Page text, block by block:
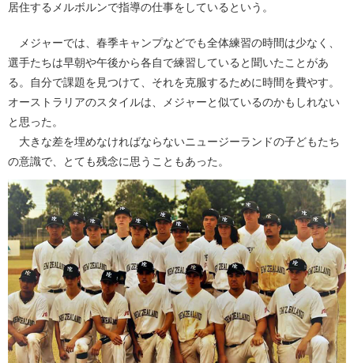
居住するメルボルンで指導の仕事をしているという。
メジャーでは、春季キャンプなどでも全体練習の時間は少なく、
選手たちは早朝や午後から各自で練習していると聞いたことがあ
る。自分で課題を見つけて、それを克服するために時間を費やす。
オーストラリアのスタイルは、メジャーと似ているのかもしれない
と思った。
大きな差を埋めなければならないニュージーランドの子どもたち
の意識で、とても残念に思うこともあった。